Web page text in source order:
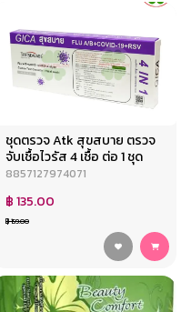
ชุดตรวจ Atk สุขสบาย ตรวจ
จับเชื้อไวรัส 4 เชื้อ ต่อ 1 ชุด
8857127974071
฿ 135.00
฿ 159.00